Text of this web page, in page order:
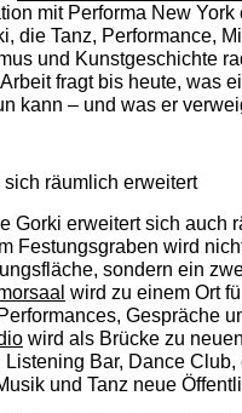
mit Performa New
die Tanz, Performance,
und Kunstgeschichte
fragt bis heute, was
kann – und was er
sich räumlich erweitert
Gorki erweitert sich auch
Festungsgraben wird
sondern ein
wird zu einem Ort
Gespräche
wird als Brücke zu
Listening Bar, Dance
und Tanz neue